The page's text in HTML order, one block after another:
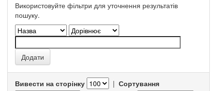
Використовуйте фільтри для уточнення результатів
пошуку.
Вивести на сторінку | Сортування